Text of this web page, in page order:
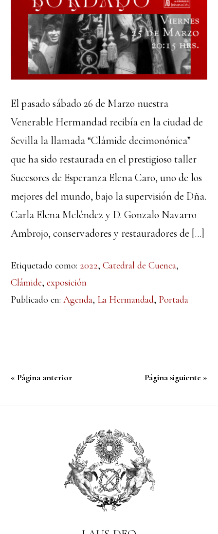
El pasado sábado 26 de Marzo nuestra
Venerable Hermandad recibía en la ciudad de
Sevilla la llamada “Clámide decimonónica”
que ha sido restaurada en el prestigioso taller
Sucesores de Esperanza Elena Caro, uno de los
mejores del mundo, bajo la supervisión de Dña.
Carla Elena Meléndez y D. Gonzalo Navarro
Ambrojo, conservadores y restauradores de […]
Etiquetado como: 2022,Catedral de Cuenca,
Clámide,exposición
Publicado en:Agenda, La Hermandad, Portada
« Página anterior Página siguiente »